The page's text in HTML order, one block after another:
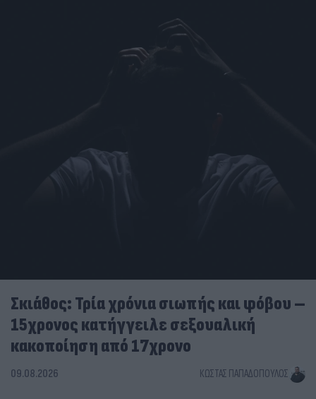
Σκιάθος: Τρία χρόνια σιωπής και φόβου –
15χρονος κατήγγειλε σεξουαλική
κακοποίηση από 17χρονο
09.08.2026 ΚΏΣΤΑΣ ΠΑΠΑΔΌΠΟΥΛΟΣ